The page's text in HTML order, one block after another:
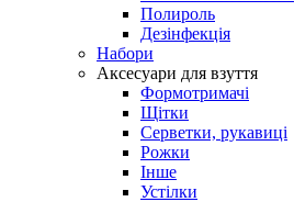
Полироль
Дезінфекція
Набори
Аксесуари для взуття
Формотримачі
Щітки
Серветки, рукавиці
Рожки
Інше
Устілки